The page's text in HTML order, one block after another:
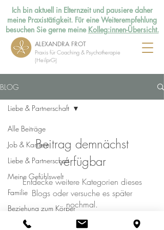
ALEXANDRA FROT
Praxis für Coaching & Psychotherapie
(HeilprG)
Ich bin aktuell in Elternzeit und pausiere daher
meine Praxistätigkeit. Für eine Weiterempfehlung
besuchen Sie gerne meine Kolleg:innen-Übersicht.
BLOG
Alle Beiträge
Job & Karriere
Liebe & Partnerschaft
Meine Gefühlswelt
Familie
Beziehung zum Körper
Freebie
Liebe & Partnerschaft
Beitrag demnächst
verfügbar
Entdecke weitere Kategorien dieses
Blogs oder versuche es später
nochmal.